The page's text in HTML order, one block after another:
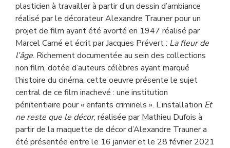
plasticien à travailler à partir d’un dessin d’ambiance
réalisé par le décorateur Alexandre Trauner pour un
projet de film ayant été avorté en 1947 réalisé par
Marcel Carné et écrit par Jacques Prévert : La fleur de
l’âge. Richement documentée au sein des collections
non film, dotée d’auteurs célèbres ayant marqué
l’histoire du cinéma, cette oeuvre présente le sujet
central de ce film inachevé : une institution
pénitentiaire pour « enfants criminels ». L’installation Et
ne reste que le décor, réalisée par Mathieu Dufois à
partir de la maquette de décor d’Alexandre Trauner a
été présentée entre le 16 janvier et le 28 février 2021